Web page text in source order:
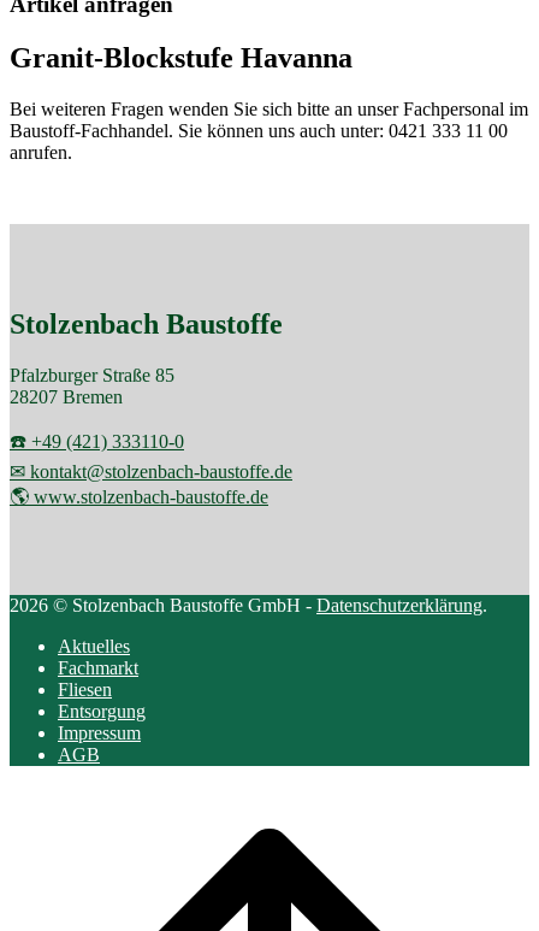
Granit-Blockstufe Havanna
Bei weiteren Fragen wenden Sie sich bitte an unser Fachpersonal im
Baustoff-Fachhandel. Sie können uns auch unter: 0421 333 11 00
anrufen.
Stolzenbach Baustoffe
Pfalzburger Straße 85
28207 Bremen
☎️ +49 (421) 333110-0
✉ kontakt@stolzenbach-baustoffe.de
🌎 www.stolzenbach-baustoffe.de
2026 © Stolzenbach Baustoffe GmbH - Datenschutzerklärung.
Aktuelles
Fachmarkt
Fliesen
Entsorgung
Impressum
AGB